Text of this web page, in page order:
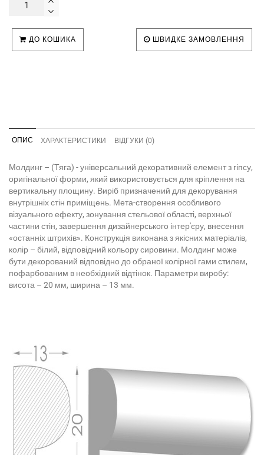
ДО КОШИКА ШВИДКЕ ЗАМОВЛЕННЯ
ОПИС ХАРАКТЕРИСТИКИ ВІДГУКИ (0)
Молдинг – (Тяга) - універсальний декоративний елемент з гіпсу,
оригінальної форми, який використовується для кріплення на
вертикальну площину. Виріб призначений для декорування
внутрішніх стін приміщень. Мета-створення особливого
візуального ефекту, зонування стельової області, верхньої
частини стін, завершення дизайнерського інтер'єру, внесення
«останніх штрихів». Конструкція виконана з якісних матеріалів,
колір – білий, відповідний кольору сировини. Молдинг може
бути декорований відповідно до обраної колірної гами стилем,
пофарбованим в необхідний відтінок. Параметри виробу:
висота – 20 мм, ширина – 13 мм.